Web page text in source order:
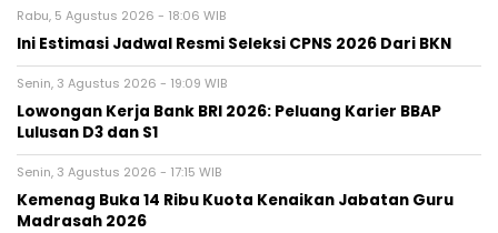
Rabu, 5 Agustus 2026 - 18:06 WIB
Ini Estimasi Jadwal Resmi Seleksi CPNS 2026 Dari BKN
Senin, 3 Agustus 2026 - 19:09 WIB
Lowongan Kerja Bank BRI 2026: Peluang Karier BBAP
Lulusan D3 dan S1
Senin, 3 Agustus 2026 - 17:15 WIB
Kemenag Buka 14 Ribu Kuota Kenaikan Jabatan Guru
Madrasah 2026